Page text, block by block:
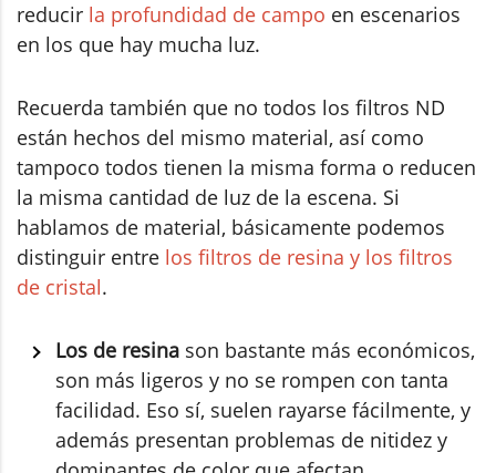
reducir la profundidad de campo en escenarios
en los que hay mucha luz.
Recuerda también que no todos los filtros ND
están hechos del mismo material, así como
tampoco todos tienen la misma forma o reducen
la misma cantidad de luz de la escena. Si
hablamos de material, básicamente podemos
distinguir entre los filtros de resina y los filtros
de cristal.
Los de resina son bastante más económicos,
son más ligeros y no se rompen con tanta
facilidad. Eso sí, suelen rayarse fácilmente, y
además presentan problemas de nitidez y